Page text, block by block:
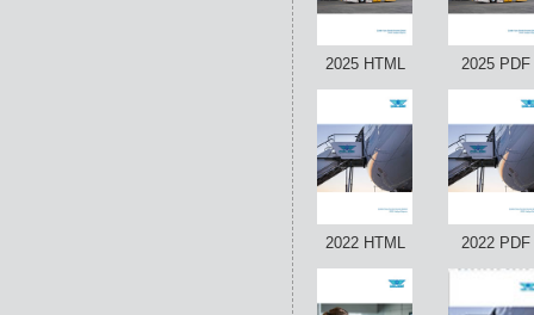
2025 HTML 2025 PDF
2022 HTML 2022 PDF